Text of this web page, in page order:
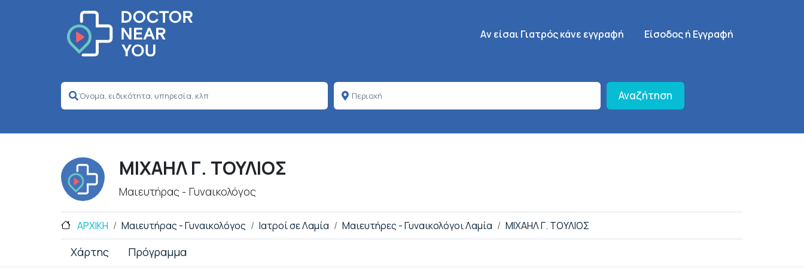
Κεντρική πλοήγηση
Aν είσαι Γιατρός κάνε εγγραφή SignUp Menu
Είσοδος ή Εγγραφή
Αναζήτηση
ΜΙΧΑΗΛ Γ. ΤΟΥΛΙΟΣ
Μαιευτήρας - Γυναικολόγος
ΑΡΧΙΚΗ Μαιευτήρας - Γυναικολόγος Ιατροί σε Λαμία Μαιευτήρες - Γυναικολόγοι Λαμία ΜΙΧΑΗΛ Γ. ΤΟΥΛΙΟΣ
Χάρτης Πρόγραμμα